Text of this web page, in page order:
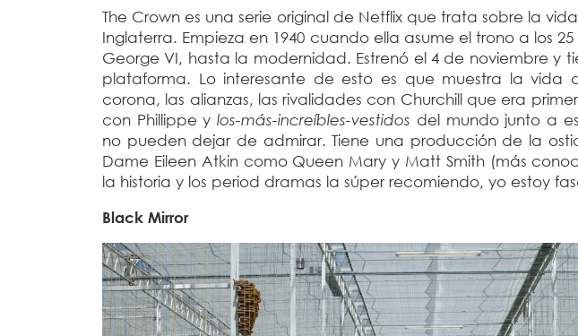
The Crown es una serie original de Netflix que trata sobre la
Inglaterra. Empieza en 1940 cuando ella asume el trono a los
George VI, hasta la modernidad. Estrenó el 4 de noviembre y
plataforma. Lo interesante de esto es que muestra la vida
corona, las alianzas, las rivalidades con Churchill que era
con Phillippe ylos-más-increíbles-vestidos del mundo junto a
no pueden dejar de admirar. Tiene una producción de la
Dame Eileen Atkin como Queen Mary y Matt Smith (más
la historia y los period dramas la súper recomiendo, yo estoy
Black Mirror